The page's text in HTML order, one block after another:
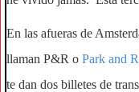
En las afueras de
llaman P&R o Park and
te dan dos billetes de